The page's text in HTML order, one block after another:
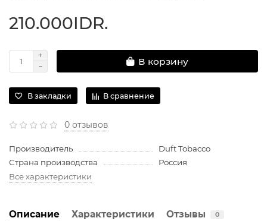
210.000IDR.
В корзину
В закладки В сравнение
0 отзывов
Производитель
Duft Tobacco
Страна производства
Россия
Все характеристики
Описание Характеристики Отзывы 0